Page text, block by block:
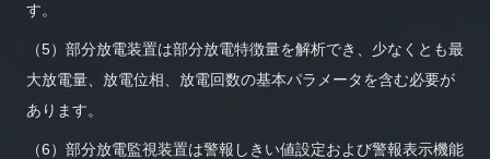
す。
（5）部分放電装置は部分放電特徴量を解析でき、少なくとも最
大放電量、放電位相、放電回数の基本パラメータを含む必要が
あります。
（6）部分放電監視装置は警報しきい値設定および警報表示機能